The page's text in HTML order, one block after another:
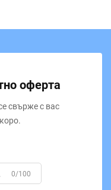
оферта
свърже с вас
0/100